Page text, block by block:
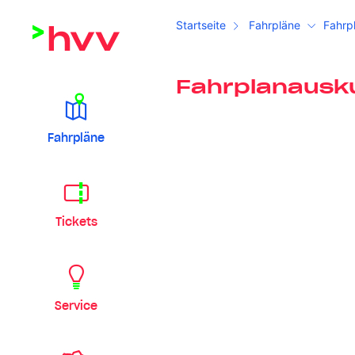
Startseite Fahrpläne
Fahrpläne
Tickets
Service